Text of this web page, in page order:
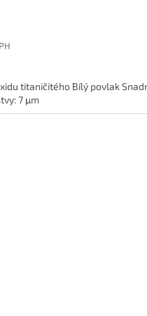
titaničitého Bílý povlak
7 μm